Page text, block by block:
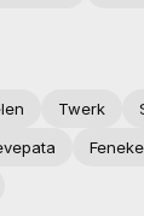
Twerk